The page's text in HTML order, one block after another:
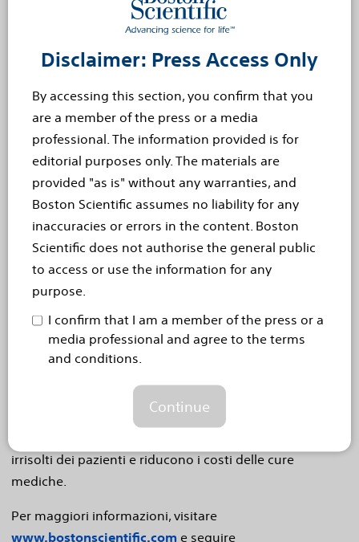
Disclaimer: Press Access Only
By accessing this section, you confirm that you
are a member of the press or a media
professional. The information provided is for
editorial purposes only. The materials are
provided "as is" without any warranties, and
Boston Scientific assumes no liability for any
inaccuracies or errors in the content. Boston
Scientific does not authorise the general public
to access or use the information for any
purpose.
I confirm that I am a member of the press or a
media professional and agree to the terms
and conditions.
Continue
vicepresidente e direttore generale EMEA, Rhythm
Management di Boston Scientific. "La qualità del
segnale, l'algoritmo a doppia fase e la
programmazione remota rafforzano ulteriormente il
potenziale tecnologico del monitoraggio remoto dei
pazienti in Europa e ampliano la gamma di soluzioni
terapeutiche che possiamo mettere a disposizione dei
medici, dalla diagnosi al trattamento".
Il sistema LUX-Dx ICM ha ottenuto il marchio CE in
Europa e l'autorizzazione 510(k) dalla Food and Drug
Administration negli Stati Uniti. Per ulteriori
informazioni sul sistema LUX-Dx ICM, fare clic
Boston Scientific
Boston Scientific trasforma le vite attraverso soluzioni
mediche innovative che migliorano la salute dei
tecnologia medica da oltre 40 anni, promuoviamo la
scienza per la vita fornendo un’ampia gamma di
irrisolti dei pazienti e riducono i costi delle cure
mediche.
Per maggiori informazioni, visitare
www.bostonscientific.com e seguire